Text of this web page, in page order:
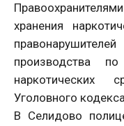
хранения
производства
Уголовного
В Селидово